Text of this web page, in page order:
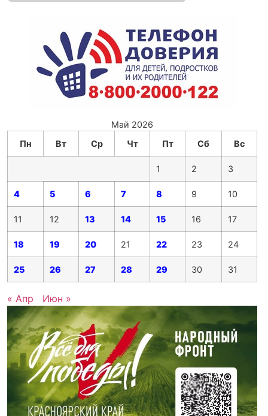
Май 2026
Пн
Вт Ср Чт Пт Сб Вс
1 2 3
4 5 6 7 8 9 10
11 12 13 14 15 16 17
18 19 20 21 22 23 24
25 26 27 28 29 30 31
« Апр Июн »